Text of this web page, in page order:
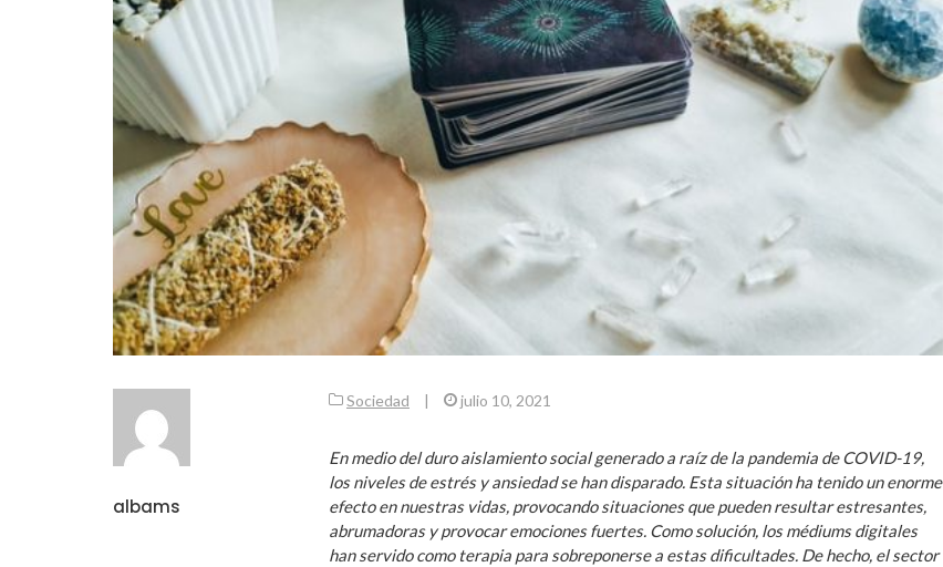
albams
Sociedad | julio 10, 2021
En medio del duro aislamiento social generado a raíz de la pandemia de COVID-19,
los niveles de estrés y ansiedad se han disparado. Esta situación ha tenido un enorme
efecto en nuestras vidas, provocando situaciones que pueden resultar estresantes,
abrumadoras y provocar emociones fuertes. Como solución, los médiums digitales
han servido como terapia para sobreponerse a estas dificultades. De hecho, el sector